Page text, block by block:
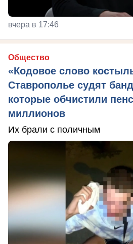
вчера в 17:46
Общество
«Кодовое слово
Ставрополье судят
которые обчистили
миллионов
Их брали с поличным